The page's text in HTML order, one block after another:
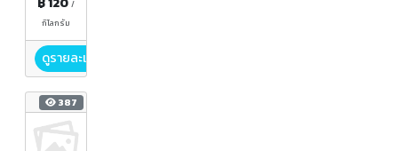
/
กิโลกรัม
ดูรายละเอียด
387